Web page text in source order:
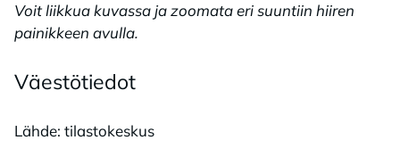
Voit liikkua kuvassa ja zoomata eri suuntiin hiiren
painikkeen avulla.
Väes­tö­tie­dot
Lähde: tilastokeskus